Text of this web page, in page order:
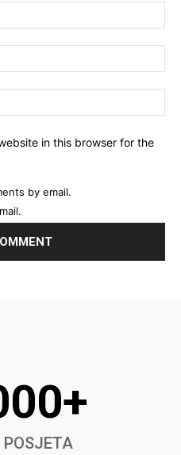
in this browser for the
by email.
POSJETA